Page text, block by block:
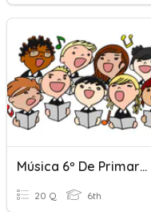
Música 6º De Primaria Primera Evaluación
20 Q 6th